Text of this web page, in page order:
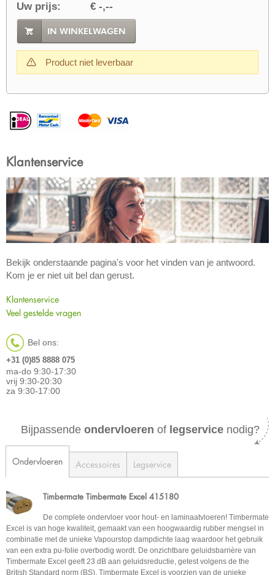
Uw prijs: € -,--
IN WINKELWAGEN
Product niet leverbaar
Klantenservice
Bekijk onderstaande pagina's voor het vinden van je antwoord.
Kom je er niet uit bel dan gerust.
Klantenservice
Veel gestelde vragen
Bel ons:
+31 (0)85 8888 075
ma-do 9:30-17:30
vrij 9:30-20:30
za 9:30-17:00
Bijpassende ondervloeren of legservice nodig?
Ondervloeren Accessoires Legservice
Timbermate Timbermate Excel 415180
De complete ondervloer voor hout- en laminaatvloeren! Timbermate
Excel is van hoge kwaliteit, gemaakt van een hoogwaardig rubber mengsel in
combinatie met de unieke Vapourstop dampdichte laag waardoor het gebruik
van een extra pu-folie overbodig wordt. De onzichtbare geluidsbarrière van
Timbermate Excel geeft 23 dB aan geluidsreductie, getest volgens de the
British Standard norm (BS). Timbermate Excel is voorzien van de unieke